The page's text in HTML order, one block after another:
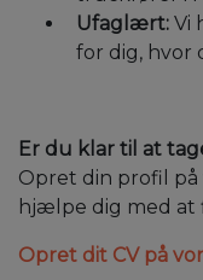
Ufaglært: Vi
for dig, hvor
Er du klar til at
Opret din profil på
hjælpe dig med at
Opret dit CV på